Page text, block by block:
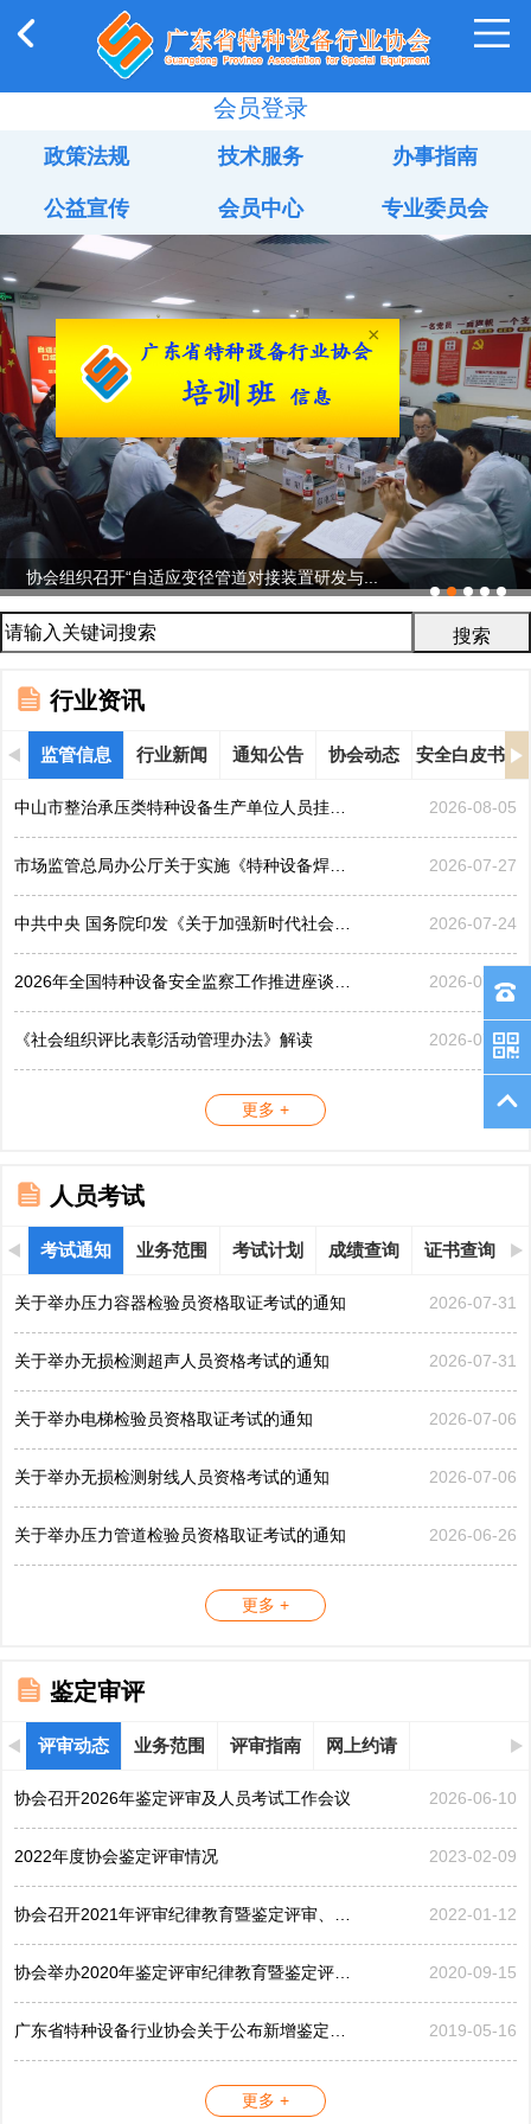
会员登录
政策法规 技术服务 办事指南
公益宣传 会员中心 专业委员会
协会组织召开“自适应变径管道对接装置研发与...
行业资讯
监管信息 行业新闻 通知公告 协会动态 安全白皮书
中山市整治承压类特种设备生产单位人员挂靠、临时凑岗、... 2026-08-05
市场监管总局办公厅关于实施《特种设备焊接操作人员考核... 2026-07-27
中共中央 国务院印发《关于加强新时代社会工作的意见》 2026-07-24
2026年全国特种设备安全监察工作推进座谈会在黑龙江哈... 2026-07-21
《社会组织评比表彰活动管理办法》解读 2026-07-17
更多 +
人员考试
考试通知 业务范围 考试计划 成绩查询 证书查询
关于举办压力容器检验员资格取证考试的通知 2026-07-31
关于举办无损检测超声人员资格考试的通知 2026-07-31
关于举办电梯检验员资格取证考试的通知 2026-07-06
关于举办无损检测射线人员资格考试的通知 2026-07-06
关于举办压力管道检验员资格取证考试的通知 2026-06-26
更多 +
鉴定审评
评审动态 业务范围 评审指南 网上约请
协会召开2026年鉴定评审及人员考试工作会议 2026-06-10
2022年度协会鉴定评审情况 2023-02-09
协会召开2021年评审纪律教育暨鉴定评审、考评工作会议 2022-01-12
协会举办2020年鉴定评审纪律教育暨鉴定评审工作会议 2020-09-15
广东省特种设备行业协会关于公布新增鉴定评审员的公告... 2019-05-16
更多 +
×